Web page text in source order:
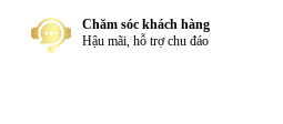
Chăm sóc khách hàng
Hậu mãi, hỗ trợ chu đáo